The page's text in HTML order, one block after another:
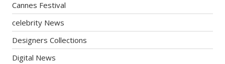
Cannes Festival
celebrity News
Designers Collections
Digital News